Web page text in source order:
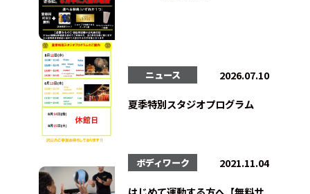
ニュース 2026.07.10
夏季特別スタジオプログラム
ボディワーク 2021.11.04